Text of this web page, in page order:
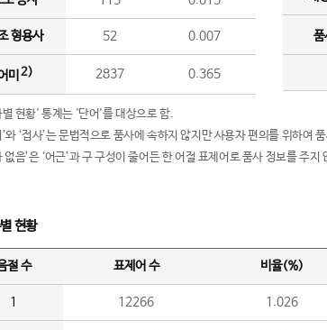
형용사 52 0.007
미 2) 2837 0.365
품
현황' 통계는 '단어'를 대상으로 함.
와 ‘접사’는 문법적으로 품사에 속하지 않지만 사용자 편의를 위하여
없음’은 ‘어근’과 구 구성이 줄어든 한 어절 표제어로 품사 정보를 주지
현황
절 수 표제어 수 비율(%)
1 12266 1.026